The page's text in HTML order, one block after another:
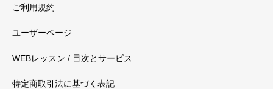
ご利用規約
ユーザーページ
WEBレッスン / 目次とサービス
特定商取引法に基づく表記